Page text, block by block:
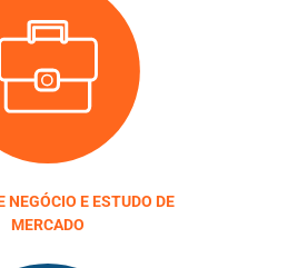
NEGÓCIO E ESTUDO DE
MERCADO